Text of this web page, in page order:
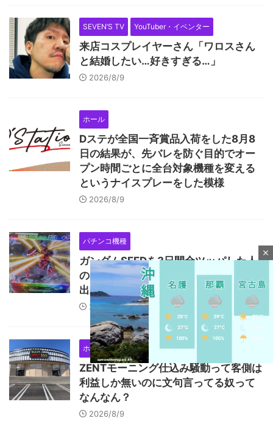
SEVEN’S TV YouTuber・イベンター
来店コスプレイヤーさん「ワロスさん
と結婚したい…好きすぎる…」
2026/8/9
ホール
Dステが全国一斉賞品入荷をした8月8
日の結果が、先バレを防ぐ目的でオー
プン時間ごとに全台対象機種を変える
というナイスプレーをした模様
2026/8/9
パチンコ機種
ガンダムSEEDを3日間全ツッパした人
の感想「必要のない演出を全て省いて
出来た集大成の台って感じ」
2026/8/9
ホール 未分類
ZENTモーニング仕込み騒動って客側は
利益しか無いのに文句言ってる奴って
なんなん？
2026/8/9
close